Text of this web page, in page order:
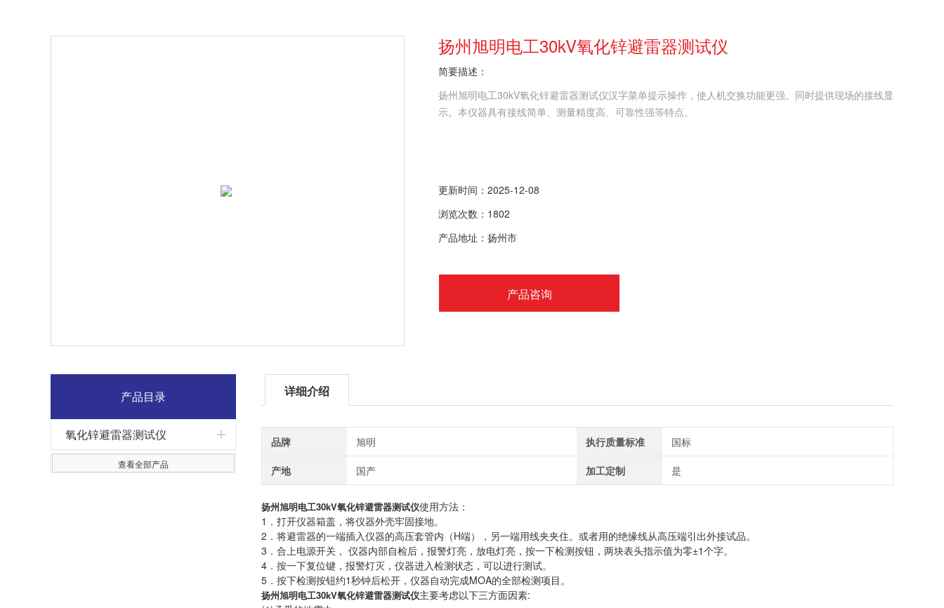
扬州旭明电工30kV氧化锌避雷器测试仪
简要描述：
扬州旭明电工30kV氧化锌避雷器测试仪汉字菜单提示操作，使人机交换功能更强。同时提供现场的接线显
示。本仪器具有接线简单、测量精度高、可靠性强等特点。
更新时间：2025-12-08
浏览次数：1802
产品地址：扬州市
产品咨询
产品目录
氧化锌避雷器测试仪
查看全部产品
详细介绍
品牌 旭明 执行质量标准 国标
产地 国产 加工定制 是
扬州旭明电工30kV氧化锌避雷器测试仪使用方法：
1．打开仪器箱盖，将仪器外壳牢固接地。
2．将避雷器的一端插入仪器的高压套管内（H端），另一端用线夹夹住。或者用的绝缘线从高压端引出外接试品。
3．合上电源开关， 仪器内部自检后，报警灯亮，放电灯亮，按一下检测按钮，两块表头指示值为零±1个字。
4．按一下复位键，报警灯灭，仪器进入检测状态，可以进行测试。
5．按下检测按钮约1秒钟后松开，仪器自动完成MOA的全部检测项目。
扬州旭明电工30kV氧化锌避雷器测试仪主要考虑以下三方面因素: